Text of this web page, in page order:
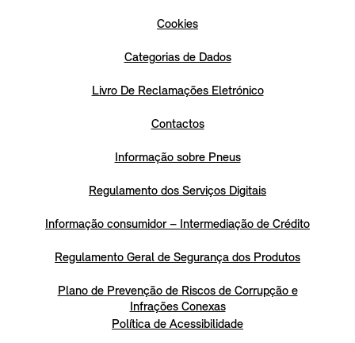
Cookies
Categorias de Dados
Livro De Reclamações Eletrónico
Contactos
Informação sobre Pneus
Regulamento dos Serviços Digitais
Informação consumidor – Intermediação de Crédito
Regulamento Geral de Segurança dos Produtos
Plano de Prevenção de Riscos de Corrupção e
Infrações Conexas
Política de Acessibilidade